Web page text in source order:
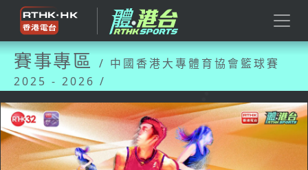
賽事專區
/ 中國香港大專體育協會籃球賽
2025 - 2026 /